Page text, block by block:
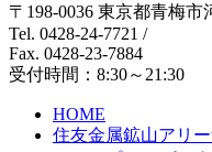
〒198-0036 東京都青梅市
Tel. 0428-24-7721 /
Fax. 0428-23-7884
受付時間：8:30～21:30
HOME
住友金属鉱山アリ